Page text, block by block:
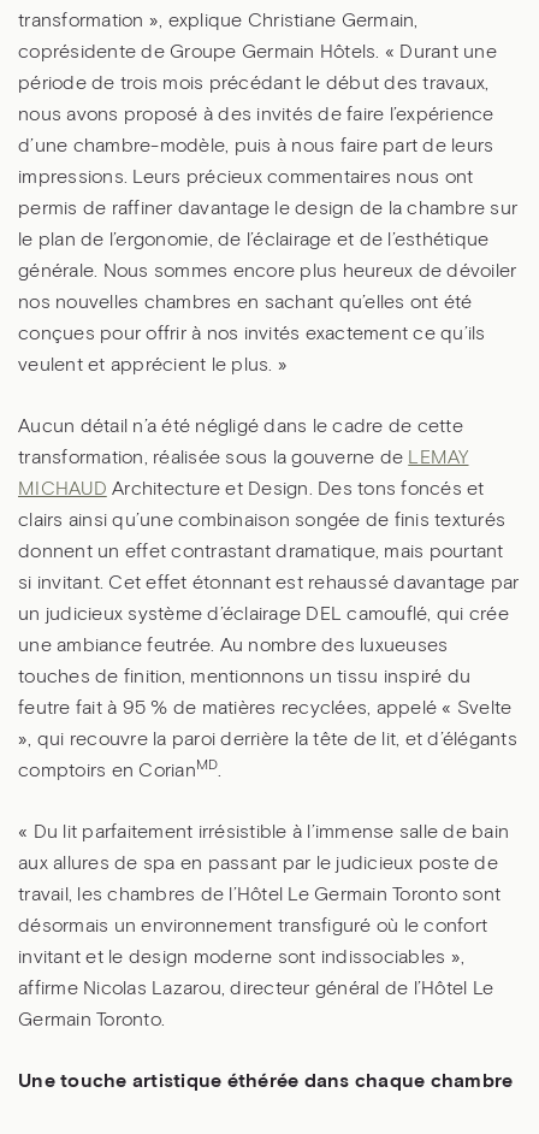
transformation », explique Christiane Germain,
coprésidente de Groupe Germain Hôtels. « Durant une
période de trois mois précédant le début des travaux,
nous avons proposé à des invités de faire l’expérience
d’une chambre-modèle, puis à nous faire part de leurs
impressions. Leurs précieux commentaires nous ont
permis de raffiner davantage le design de la chambre sur
le plan de l’ergonomie, de l’éclairage et de l’esthétique
générale. Nous sommes encore plus heureux de dévoiler
nos nouvelles chambres en sachant qu’elles ont été
conçues pour offrir à nos invités exactement ce qu’ils
veulent et apprécient le plus. »
Aucun détail n’a été négligé dans le cadre de cette
transformation, réalisée sous la gouverne de
LEMAY
MICHAUD Architecture et Design. Des tons foncés et
clairs ainsi qu’une combinaison songée de finis texturés
donnent un effet contrastant dramatique, mais pourtant
si invitant. Cet effet étonnant est rehaussé davantage par
un judicieux système d’éclairage DEL camouflé, qui crée
une ambiance feutrée. Au nombre des luxueuses
touches de finition, mentionnons un tissu inspiré du
feutre fait à 95 % de matières recyclées, appelé « Svelte
», qui recouvre la paroi derrière la tête de lit, et d’élégants
comptoirs en CorianMD
« Du lit parfaitement irrésistible à l’immense salle de bain
aux allures de spa en passant par le judicieux poste de
travail, les chambres de l’Hôtel Le Germain Toronto sont
désormais un environnement transfiguré où le confort
invitant et le design moderne sont indissociables »,
affirme Nicolas Lazarou, directeur général de l’Hôtel Le
Germain Toronto.
Une touche artistique éthérée dans chaque chambre